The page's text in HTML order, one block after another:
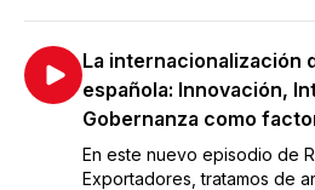
La internacionalización
española: Innovación,
Gobernanza como
En este nuevo episodio de
Exportadores, tratamos de